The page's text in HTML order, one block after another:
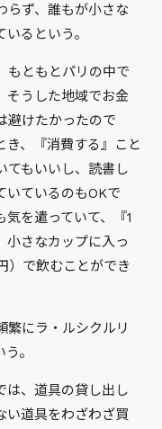
らず、誰もが小さな
るという。
もともとパリの中で
そうした地域でお金
避けたかったので
き、『消費する』こと
てもいいし、読書し
いているのもOKで
を遣っていて、『1
小さなカップに入っ
）で飲むことができ
繁にラ・ルシクルリ
。
は、道具の貸し出し
い道具をわざわざ買